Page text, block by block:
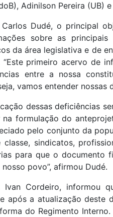
Adinilson Pereira (UB)
Dudé, o principal
sobre as
da área legislativa e de
“Este primeiro acervo de
entre a nossa
vamos entender nossas
dessas deficiências
formulação do
pelo conjunto da
sindicatos,
para que o documento
povo”, afirmou Dudé.
Ivan Cordeiro, informou
após a atualização deste
do Regimento